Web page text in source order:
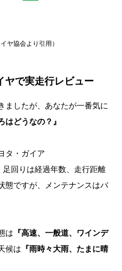
ヤ協会より引用）
ヤで実走行レビュー
ましたが、あなたが一番気に
はどうなの？』
タ・ガイア
回りは経過年数、走行距離
態ですが、メンテナンスはバ
は 『高速、一般道、ワインデ
候は 『雨時々大雨、たまに晴